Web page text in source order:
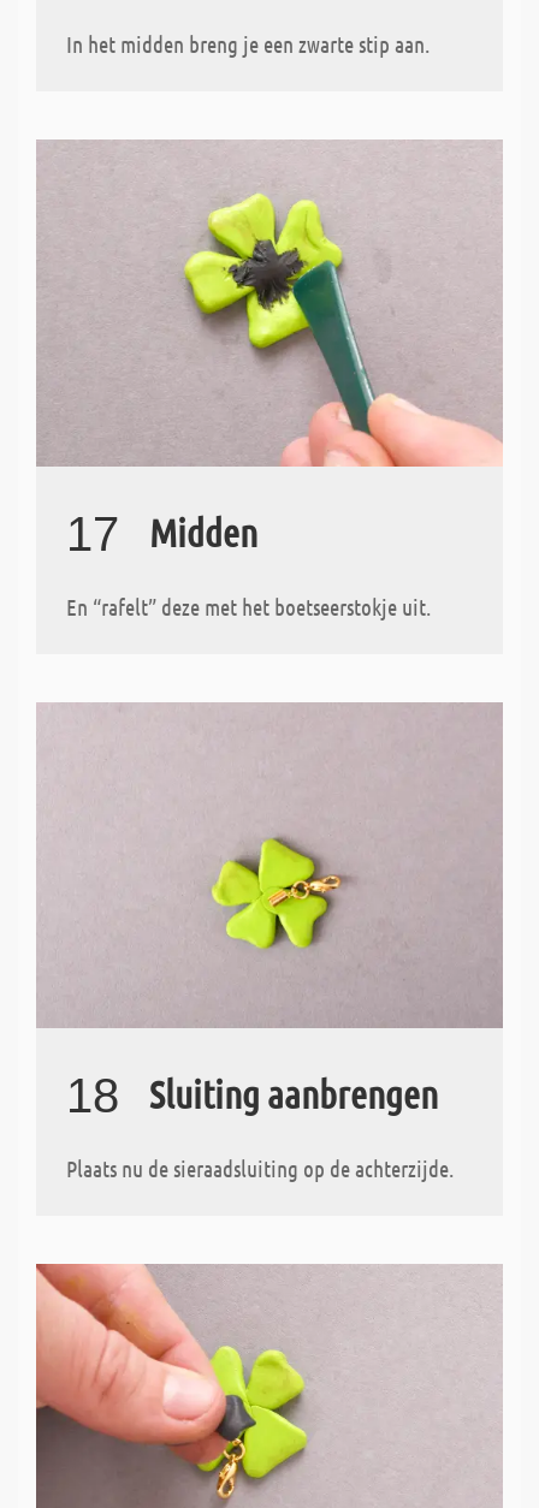
In het midden breng je een zwarte stip aan.
17 Midden
En “rafelt” deze met het boetseerstokje uit.
18 Sluiting aanbrengen
Plaats nu de sieraadsluiting op de achterzijde.